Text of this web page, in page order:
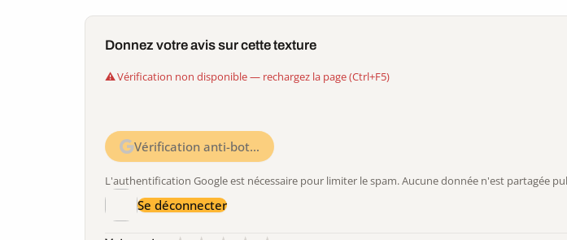
Donnez votre avis sur cette texture
Vérification non disponible — rechargez la page (Ctrl+F5)
Vérification anti-bot…
L'authentification Google est nécessaire pour limiter le spam. Aucune donnée n'est partagée
Se déconnecter